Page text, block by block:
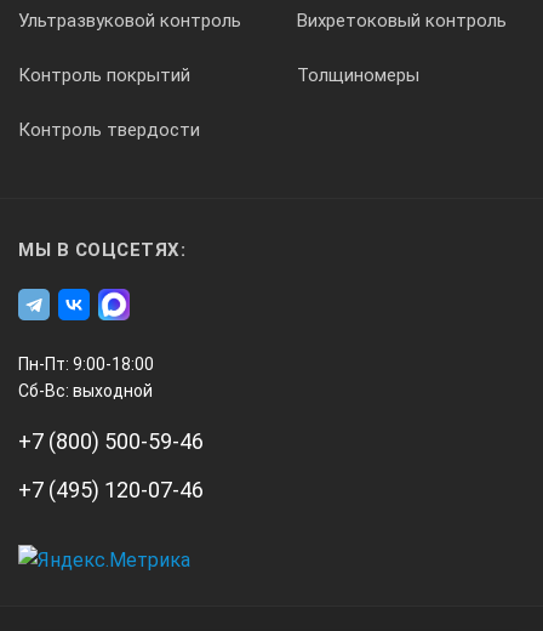
Ультразвуковой контроль Вихретоковый контроль
Контроль покрытий Толщиномеры
Контроль твердости
МЫ В СОЦСЕТЯХ:
Пн-Пт: 9:00-18:00
Сб-Вс: выходной
+7 (800) 500-59-46
+7 (495) 120-07-46